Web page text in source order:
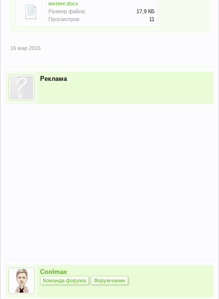
митинг.docx
Размер файла:
17,9 КБ
Просмотров:
11
16 мар 2016
Реклама
Coolmax
Команда форума Форумчанин